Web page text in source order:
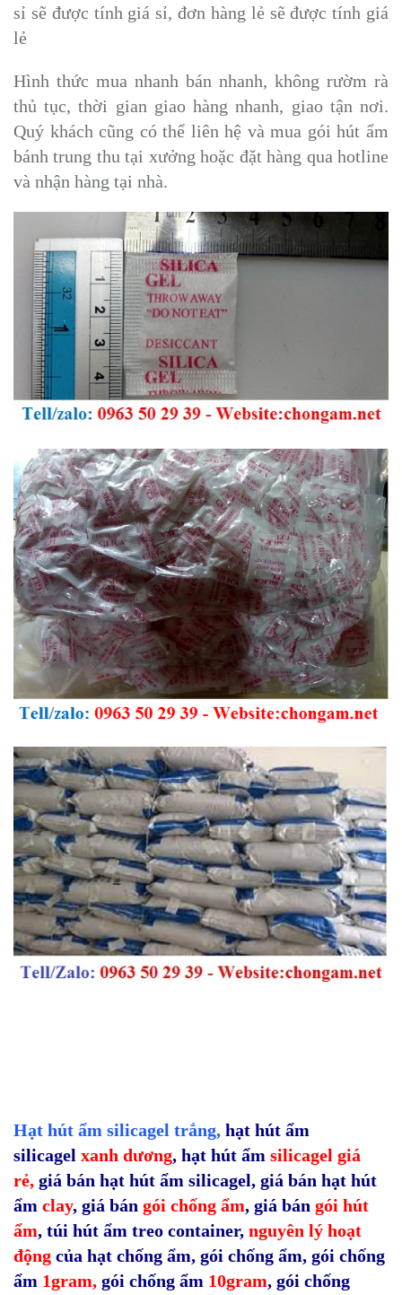
sỉ sẽ được tính giá sỉ, đơn hàng lẻ sẽ được tính giá
lẻ
Hình thức mua nhanh bán nhanh, không rườm rà
thủ tục, thời gian giao hàng nhanh, giao tận nơi.
Quý khách cũng có thể liên hệ và mua gói hút ẩm
bánh trung thu tại xưởng hoặc đặt hàng qua hotline
và nhận hàng tại nhà.
Hạt hút ẩm silicagel trắng, hạt hút ẩm
silicagel xanh dương, hạt hút ẩm silicagel giá
rẻ, giá bán hạt hút ẩm silicagel, giá bán hạt hút
ẩm clay, giá bán gói chống ẩm, giá bán gói hút
ẩm, túi hút ẩm treo container, nguyên lý hoạt
động của hạt chống ẩm, gói chống ẩm, gói chống
ẩm 1gram, gói chống ẩm 10gram, gói chống